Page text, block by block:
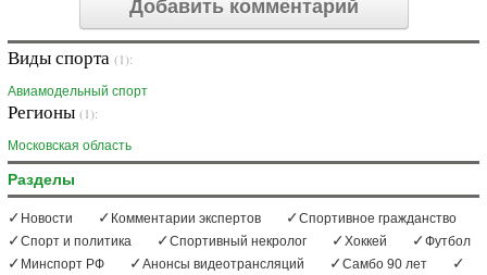
Добавить комментарий
Виды спорта (1):
Авиамодельный спорт
Регионы (1):
Московская область
Разделы
Новости Комментарии экспертов
Спортивное гражданство
Спорт и политика
Спортивный некролог Хоккей
Футбол
Минспорт РФ
Анонсы видеотрансляций Самбо 90 лет